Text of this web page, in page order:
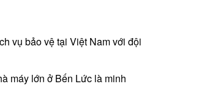
vụ bảo vệ tại Việt Nam với đội
máy lớn ở Bến Lức là minh